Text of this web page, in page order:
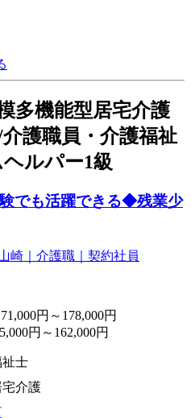
多機能型居宅介護
護職員・介護福祉
ルパー1級
でも活躍できる◆残業少
円～178,000円
円～162,000円
士
介護